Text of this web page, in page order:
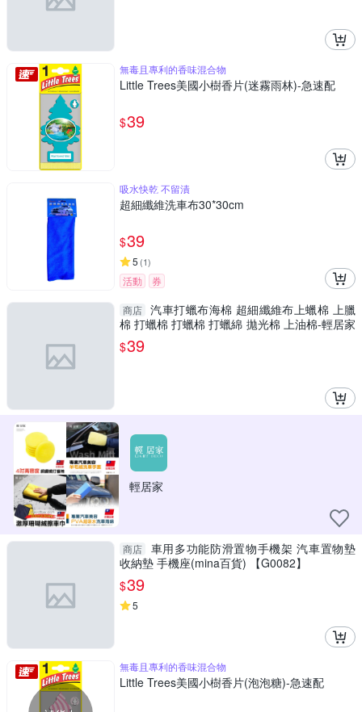
無毒且專利的香味混合物
Little Trees美國小樹香片(迷霧雨林)-急速配
$39
吸水快乾 不留漬
超細纖維洗車布30*30cm
$39
5 (1)
活動 券
商店 汽車打蠟布海棉 超細纖維布上蠟棉 上臘
棉 打蠟棉 打蠟棉 打蠟綿 拋光棉 上油棉-輕居家
8507
$39
輕居家
商店
車用多功能防滑置物手機架 汽車置物墊
收納墊 手機座(mina百貨) 【G0082】
$39
5
無毒且專利的香味混合物
Little Trees美國小樹香片(泡泡糖)-急速配